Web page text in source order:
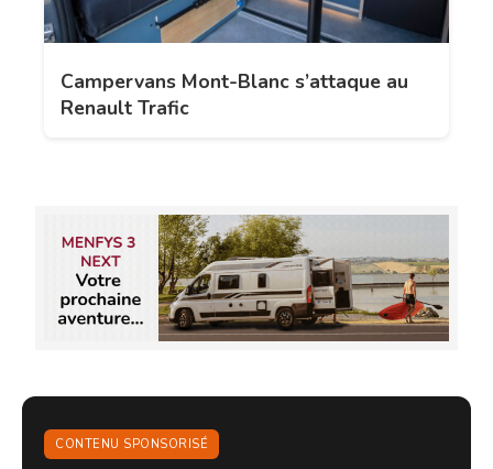
Campervans Mont-Blanc s’attaque au
Renault Trafic
CONTENU SPONSORISÉ